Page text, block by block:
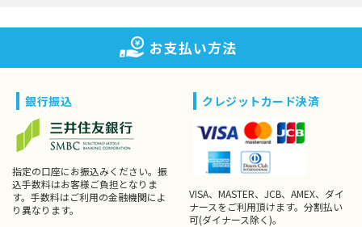
お支払い方法
銀行振込
指定の口座にお振込みください。振
込手数料はお客様ご負担となりま
す。手数料はご利用の金融機関によ
り異なります。
クレジットカード決済
VISA、MASTER、JCB、AMEX、ダイ
ナースをご利用頂けます。分割払い
可(ダイナース除く)。